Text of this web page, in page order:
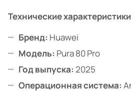
Технические
Бренд: Huawei
Модель: Pura 80 Pro
Год выпуска: 2025
Операционная система: